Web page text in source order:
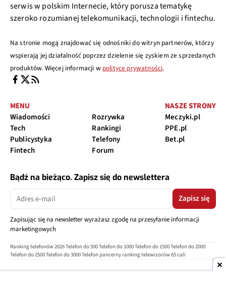
serwis w polskim Internecie, który porusza tematykę
szeroko rozumianej telekomunikacji, technologii i fintechu.
Na stronie mogą znajdować się odnośniki do witryn partnerów, którzy
wspierają jej działalność poprzez dzielenie się zyskiem ze sprzedanych
produktów. Więcej informacji w polityce prywatności.
MENU
Wiadomości
Tech
Publicystyka
Fintech
Rozrywka
Rankingi
Telefony
Forum
NASZE STRONY
Meczyki.pl
PPE.pl
Bet.pl
Bądź na bieżąco. Zapisz się do newslettera
Zapisz się
Zapisując się na newsletter wyrażasz zgodę na przesyłanie informacji
marketingowych
Ranking telefonów 2026Telefon do 500Telefon do 1000Telefon do 1500Telefon do 2000
Telefon do 2500Telefon do 3000Telefon pancerny ranking telewizorów 65 cali